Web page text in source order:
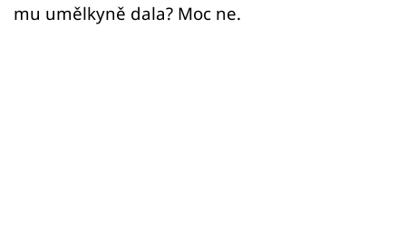
mu umělkyně dala? Moc ne.